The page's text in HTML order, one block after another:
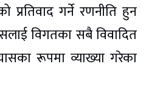
प्रतिवाद गर्ने रणनीति हुन
विगतका सबै विवादित
रूपमा व्याख्या गरेका